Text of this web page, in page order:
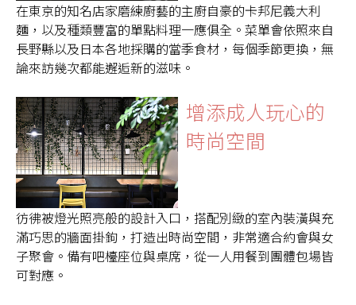
在東京的知名店家磨練廚藝的主廚自豪的卡邦尼義大利
麵，以及種類豐富的單點料理一應俱全。菜單會依照來自
長野縣以及日本各地採購的當季食材，每個季節更換，無
論來訪幾次都能邂逅新的滋味。
增添成人玩心的
時尚空間
彷彿被燈光照亮般的設計入口，搭配別緻的室內裝潢與充
滿巧思的牆面掛鉤，打造出時尚空間，非常適合約會與女
子聚會。備有吧檯座位與桌席，從一人用餐到團體包場皆
可對應。